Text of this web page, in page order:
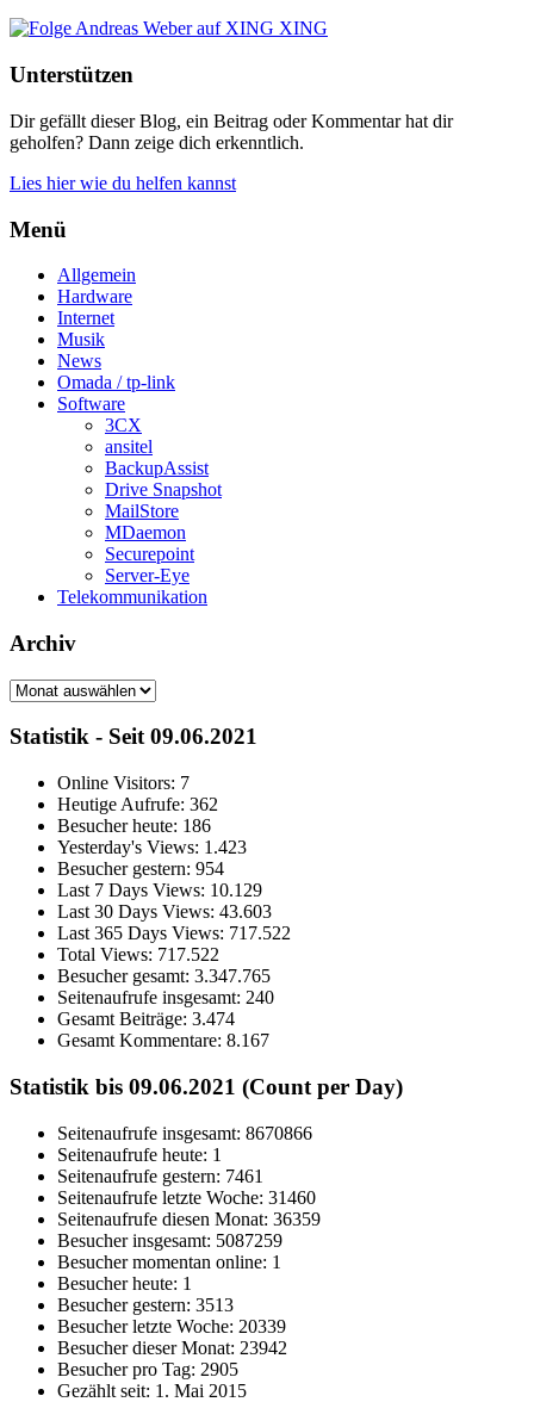
XING
Unterstützen
Dir gefällt dieser Blog, ein Beitrag oder Kommentar hat dir
geholfen? Dann zeige dich erkenntlich.
Lies hier wie du helfen kannst
Menü
Allgemein
Hardware
Internet
Musik
News
Omada / tp-link
Software
3CX
ansitel
BackupAssist
Drive Snapshot
MailStore
MDaemon
Securepoint
Server-Eye
Telekommunikation
Archiv
Archiv
Statistik - Seit 09.06.2021
Online Visitors: 7
Heutige Aufrufe: 362
Besucher heute: 186
Yesterday's Views: 1.423
Besucher gestern: 954
Last 7 Days Views: 10.129
Last 30 Days Views: 43.603
Last 365 Days Views: 717.522
Total Views: 717.522
Besucher gesamt: 3.347.765
Seitenaufrufe insgesamt: 240
Gesamt Beiträge: 3.474
Gesamt Kommentare: 8.167
Statistik bis 09.06.2021 (Count per Day)
Seitenaufrufe insgesamt: 8670866
Seitenaufrufe heute: 1
Seitenaufrufe gestern: 7461
Seitenaufrufe letzte Woche: 31460
Seitenaufrufe diesen Monat: 36359
Besucher insgesamt: 5087259
Besucher momentan online: 1
Besucher heute: 1
Besucher gestern: 3513
Besucher letzte Woche: 20339
Besucher dieser Monat: 23942
Besucher pro Tag: 2905
Gezählt seit: 1. Mai 2015